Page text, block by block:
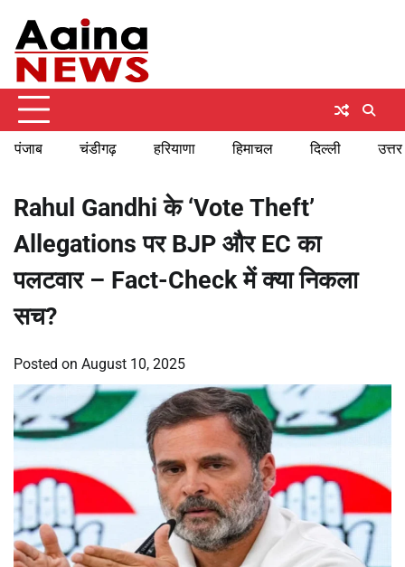
content
पंजाब चंडीगढ़ हरियाणा हिमाचल दिल्ली
Rahul Gandhi के ‘Vote Theft’
Allegations पर BJP और EC का
पलटवार – Fact-Check में क्या निकला
सच?
Posted on August 10, 2025